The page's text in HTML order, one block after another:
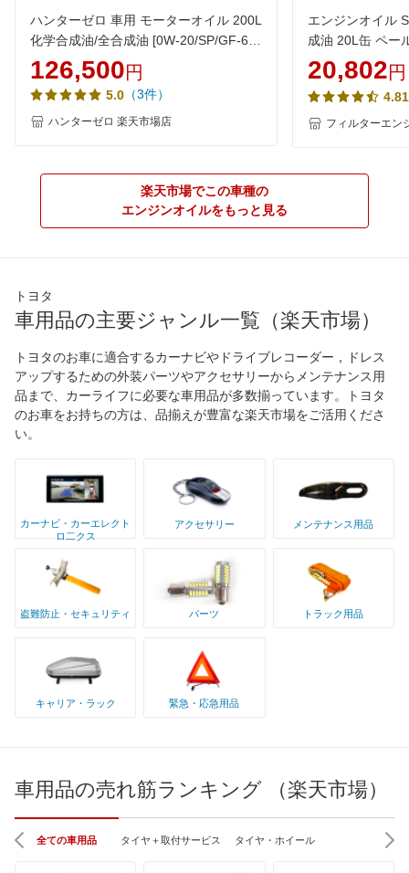
ハンターゼロ 車用 モーターオイル 200L
化学合成油/全合成油 [0W-20/SP/GF-6A]
AQ3 100％化学合成油 VHVI 自動車用エ
ンジンオイル【法人限定】
126,500円
5.0 （3件）
ハンターゼロ 楽天市場店
エンジンオイル
成油 20L缶 ペー
イル 0W20 化学
安 激安 安い
20,802円
4.81
フィルターエン
楽天市場でこの車種の
エンジンオイルをもっと見る
トヨタ
車用品の主要ジャンル一覧（楽天市場）
トヨタのお車に適合するカーナビやドライブレコーダー，ドレス
アップするための外装パーツやアクセサリーからメンテナンス用
品まで、カーライフに必要な車用品が多数揃っています。トヨタ
のお車をお持ちの方は、品揃えが豊富な楽天市場をご活用くださ
い。
カーナビ・カーエレクト
ロ二クス
アクセサリー メンテナンス用品
盗難防止・セキュリティ パーツ トラック用品
キャリア・ラック 緊急・応急用品
車用品の売れ筋ランキング （楽天市場）
全ての車用品 タイヤ＋取付サービス タイヤ・ホイール